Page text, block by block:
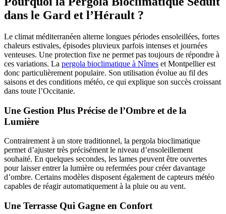
dans le Gard et l’Hérault ?
Le climat méditerranéen alterne longues périodes ensoleillées, fortes
chaleurs estivales, épisodes pluvieux parfois intenses et journées
venteuses. Une protection fixe ne permet pas toujours de répondre à
ces variations. La pergola bioclimatique à Nîmes et Montpellier est
donc particulièrement populaire. Son utilisation évolue au fil des
saisons et des conditions météo, ce qui explique son succès croissant
dans toute l’Occitanie.
Une Gestion Plus Précise de l’Ombre et de la
Lumière
Contrairement à un store traditionnel, la pergola bioclimatique
permet d’ajuster très précisément le niveau d’ensoleillement
souhaité. En quelques secondes, les lames peuvent être ouvertes
pour laisser entrer la lumière ou refermées pour créer davantage
d’ombre. Certains modèles disposent également de capteurs météo
capables de réagir automatiquement à la pluie ou au vent.
Une Terrasse Qui Gagne en Confort